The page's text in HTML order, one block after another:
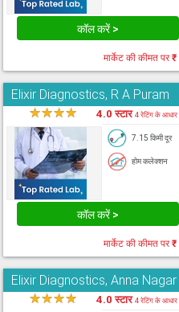
कॉल करें >
मार्केट की कीमत पर₹
Elixir Diagnostics, R A Puram
★★★★ 4.0 स्टार4 रेटिंग के आधार
7.15 किमी दूर
होम कलेक्शन
कॉल करें >
मार्केट की कीमत पर₹
Elixir Diagnostics, Anna Nagar
★★★★ 4.0 स्टार4 रेटिंग के आधार